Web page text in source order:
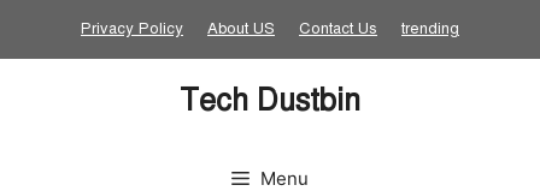
Privacy Policy About US Contact Us trending
Tech Dustbin
Menu